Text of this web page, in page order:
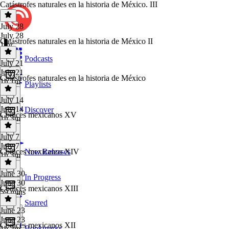
Podcasts
Playlists
Discover
New Releases
In Progress
Starred
Catástrofes naturales en la historia de México. III
July 28
July 28
1 hr
Catástrofes naturales en la historia de México II
July 21
July 21
1h 1m
Catástrofes naturales en la historia de México
July 14
July 14
1h 3m
Códices mexicanos XV
July 7
July 7
1h 3m
Códices mexicanos XIV
June 30
June 30
59 mins
Códices mexicanos XIII
June 23
June 23
Códices mexicanos XII